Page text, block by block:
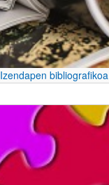
Izendapen bibliografikoa